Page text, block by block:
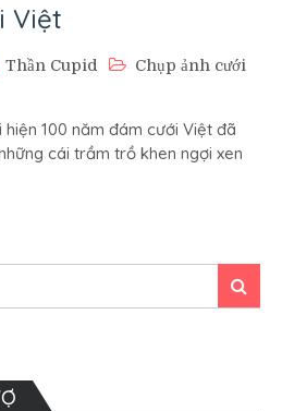
Việt
Thần Cupid
Chụp ảnh cưới
100 năm đám cưới Việt đã
cái trầm trồ khen ngợi xen
Tìm
kiếm